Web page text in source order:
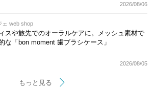
2026/08/06
ェ web shop
スや旅先でのオーラルケアに。メッシュ素材で
な「bon moment 歯ブラシケース」
2026/08/05
もっと見る